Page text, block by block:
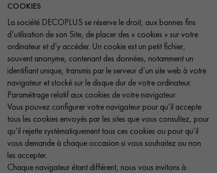
COOKIES
La société DECOPLUS se réserve le droit, aux bonnes fins
d’utilisation de son Site, de placer des « cookies » sur votre
ordinateur et d’y accéder. Un cookie est un petit fichier,
souvent anonyme, contenant des données, notamment un
identifiant unique, transmis par le serveur d’un site web à votre
navigateur et stocké sur le disque dur de votre ordinateur.
Paramétrage relatif aux cookies de votre navigateur:
Vous pouvez configurer votre navigateur pour qu’il accepte
tous les cookies envoyés par les sites que vous consultez, pour
qu’il rejette systématiquement tous ces cookies ou pour qu’il
vous demande à chaque occasion si vous souhaitez ou non
les accepter.
Chaque navigateur étant différent, nous vous invitons à